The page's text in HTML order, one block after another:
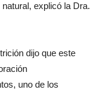
explicó la Dra.
dijo que este
uno de los